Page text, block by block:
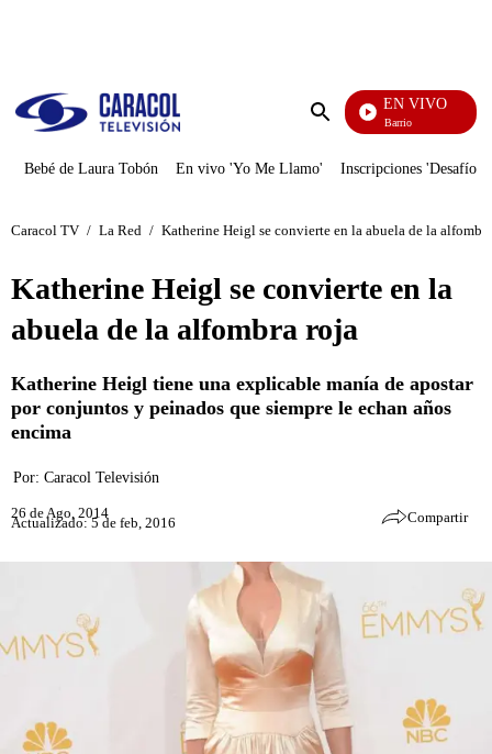
Enviar
EN VIVO
María La Del Barrio
Bebé de Laura Tobón En vivo 'Yo Me Llamo' Inscripciones 'Desafío'
Caracol TV / La Red / Katherine Heigl se convierte en la abuela de la
Katherine Heigl se convierte en la
abuela de la alfombra roja
Katherine Heigl tiene una explicable manía de apostar
por conjuntos y peinados que siempre le echan años
encima
Por: Caracol Televisión
26 de Ago, 2014
Actualizado: 5 de feb, 2016 Compartir